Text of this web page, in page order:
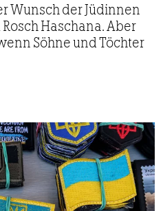
Wunsch der Jüdinnen
Haschana. Aber
Söhne und Töchter